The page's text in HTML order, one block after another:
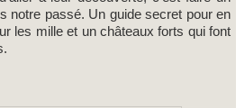
notre passé. Un guide secret pour en
les mille et un châteaux forts qui font